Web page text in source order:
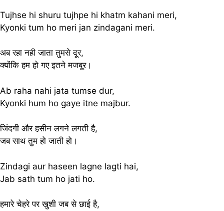
Tujhse hi shuru tujhpe hi khatm kahani meri,
Kyonki tum ho meri jan zindagani meri.
अब रहा नही जाता तुमसे दूर,
क्योंकि हम हो गए इतने मजबूर।
Ab raha nahi jata tumse dur,
Kyonki hum ho gaye itne majbur.
जिंदगी और हसीन लगने लगती है,
जब साथ तुम हो जाती हो।
Zindagi aur haseen lagne lagti hai,
Jab sath tum ho jati ho.
हमारे चेहरे पर खुशी जब से छाई है,